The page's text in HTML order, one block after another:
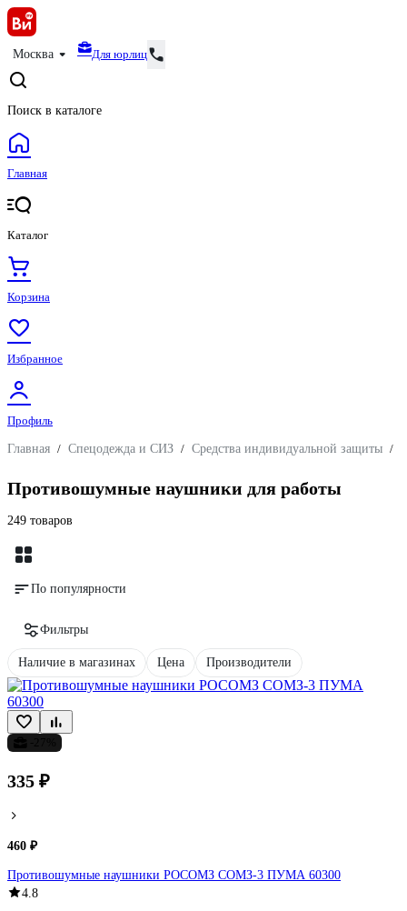
Москва Для юрлиц
Поиск в каталоге
Главная
Каталог
Корзина
Избранное
Профиль
Главная / Спецодежда и СИЗ / Средства индивидуальной защиты /
Противошумные наушники для работы
249 товаров
По популярности
Фильтры
Наличие в магазинах Цена Производители
335 ₽
460 ₽
Противошумные наушники РОСОМЗ СОМЗ-3 ПУМА 60300
4.8